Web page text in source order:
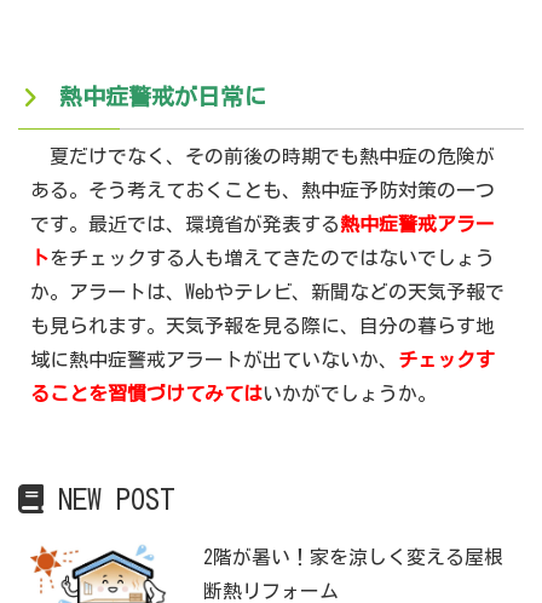
熱中症警戒が日常に
夏だけでなく、その前後の時期でも熱中症の危険が
ある。そう考えておくことも、熱中症予防対策の一つ
です。最近では、環境省が発表する熱中症警戒アラー
トをチェックする人も増えてきたのではないでしょう
か。アラートは、Webやテレビ、新聞などの天気予報で
も見られます。天気予報を見る際に、自分の暮らす地
域に熱中症警戒アラートが出ていないか、 チェックす
ることを習慣づけてみてはいかがでしょうか。
NEW POST
2階が暑い！家を涼しく変える屋根
断熱リフォーム